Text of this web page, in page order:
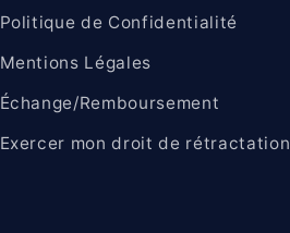
Politique de Confidentialité
Mentions Légales
Échange/Remboursement
Exercer mon droit de rétractation